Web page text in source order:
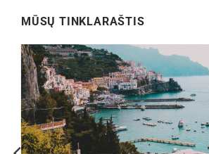
MŪSŲ TINKLARAŠTIS